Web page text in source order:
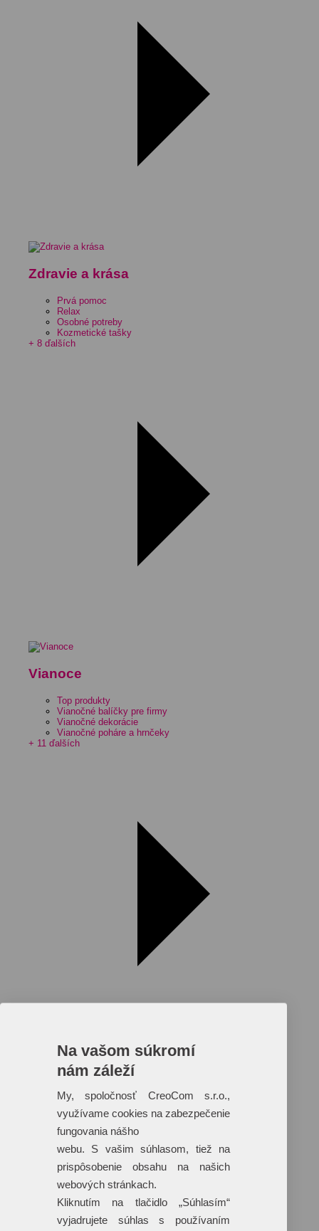
Zdravie a krása
Prvá pomoc
Relax
Osobné potreby
Kozmetické tašky
+ 8 ďalších
Vianoce
Top produkty
Vianočné balíčky pre firmy
Vianočné dekorácie
Vianočné poháre a hrnčeky
+ 11 ďalších
Reklamné predmety s plnofarebnou
potlačou
Dáždniky
Tašky
Hračky
Klobúky
Na vašom súkromí
nám záleží
My, spoločnosť CreoCom s.r.o.,
využívame cookies na zabezpečenie
fungovania nášho
webu. S vašim súhlasom, tiež na
prispôsobenie obsahu na našich
webových stránkach.
Kliknutím na tlačidlo „Súhlasím“
vyjadrujete súhlas s používaním